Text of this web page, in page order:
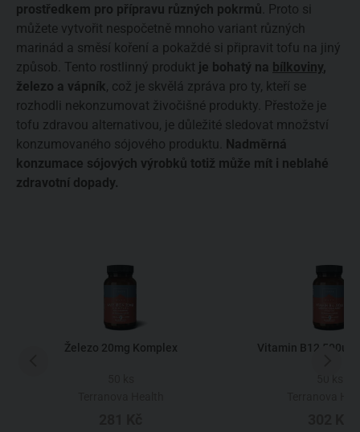
prostředkem pro přípravu různých pokrmů . Proto si
můžete vytvořit nespočetně mnoho variant různých
marinád a směsí koření a pokaždé si připravit tofu na jiný
způsob. Tento rostlinný produkt je bohatý na bílkoviny,
železo a vápník, což je skvělá zpráva pro ty, kteří se
rozhodli nekonzumovat živočišné produkty. Přestože je
tofu zdravou alternativou, je důležité sledovat množství
konzumovaného sójového produktu. Nadměrná
konzumace sójových výrobků totiž může mít i neblahé
zdravotní dopady.
Železo 20mg Komplex Vitamin B12 500ug